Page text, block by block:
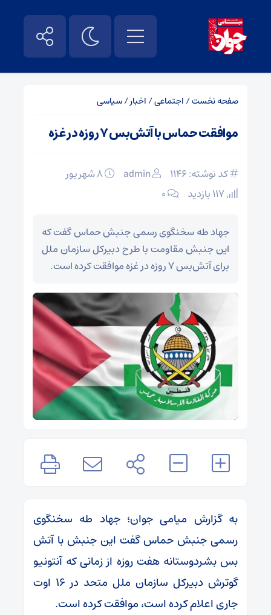
صفحه نخست/ اجتماعی/ اخبار/سیاسی
موافقت حماس با آتش‌بس ۷ روزه در غزه
کد نوشته: 1146 admin
۰
جهاد طه سخنگوی رسمی جنبش حماس گفت که
این جنبش مقاومت با طرح دبیرکل سازمان ملل
برای آتش‌بس ۷ روزه در غزه موافقت کرده است.
به گزارش میامی جوان؛ جهاد طه سخنگوی
رسمی جنبش حماس گفت این جنبش با آتش
بس بشردوستانه هفت روزه از زمانی که آنتونیو
گوترش دبیرکل سازمان ملل متحد در ۱۶ اوت
جاری اعلام کرده است، موافقت کرده است.